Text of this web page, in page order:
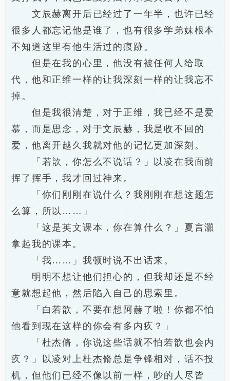
文辰赫离开后已经过了一年半，也许已经
很多人都忘记他是谁了，也有很多学弟妹根本
不知道这里有他生活过的痕跡。
但是在我的心里，他没有被任何人给取
代，他和正维一样的让我深刻一样的让我忘不
掉。
但是我很清楚，对于正维，我已经不是爱
慕，而是思念，对于文辰赫，我是收不回的
爱，他离开越久我就对他的记忆更加深刻。
「若歆，你怎么不说话？」以凌在我面前
挥了挥手，我才回过神来。
「你们刚刚在说什么？我刚刚在想这题怎
么算，所以……」
「这是英文课本，你在算什么？」夏言灝
拿起我的课本。
「我……」我顿时说不出话来。
明明不想让他们担心的，但我却还是不经
意就想起他，然后陷入自己的思索里。
「白若歆，不要在想阿赫了啦！你都不怕
他看到现在这样的你会有多内疚？」
「杜杰脩，你说这些话就不怕若歆也会内
疚？」以凌对上杜杰脩总是争锋相对，话不投
机，但他们已经不像以前一样，吵的人尽皆